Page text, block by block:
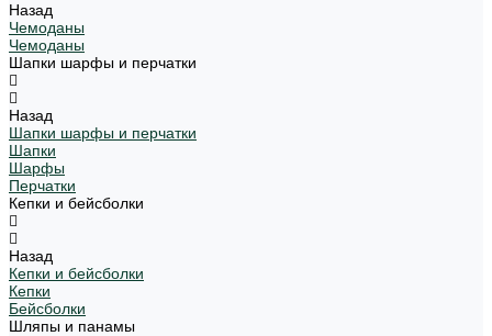
Назад
Чемоданы
Чемоданы
Шапки шарфы и перчатки
Назад
Шапки шарфы и перчатки
Шапки
Шарфы
Перчатки
Кепки и бейсболки
Назад
Кепки и бейсболки
Кепки
Бейсболки
Шляпы и панамы